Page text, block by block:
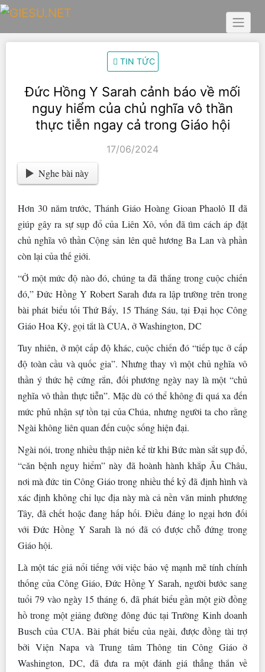
Skip
content
TIN TỨC
Đức Hồng Y Sarah cảnh báo về mối
nguy hiểm của chủ nghĩa vô thần
thực tiễn ngay cả trong Giáo hội
17/06/2024
Nghe bài này
Hơn 30 năm trước, Thánh Giáo Hoàng Gioan Phaolô II đã
giúp gây ra sự sụp đổ của Liên Xô, vốn đã tìm cách áp đặt
chủ nghĩa vô thần Cộng sản lên quê hương Ba Lan và phần
còn lại của thế giới.
“Ở một mức độ nào đó, chúng ta đã thắng trong cuộc chiến
đó,” Đức Hồng Y Robert Sarah đưa ra lập trường trên trong
bài phát biểu tối Thứ Bẩy, 15 Tháng Sáu, tại Đại học Công
Giáo Hoa Kỳ, gọi tắt là CUA, ở Washington, DC
Tuy nhiên, ở một cấp độ khác, cuộc chiến đó “tiếp tục ở cấp
độ toàn cầu và quốc gia”. Nhưng thay vì một chủ nghĩa vô
thần ý thức hệ cứng rắn, đối phương ngày nay là một “chủ
nghĩa vô thần thực tiễn”. Mặc dù có thể không đi quá xa đến
mức phủ nhận sự tồn tại của Chúa, nhưng người ta cho rằng
Ngài không liên quan đến cuộc sống hiện đại.
Ngài nói, trong nhiều thập niên kể từ khi Bức màn sắt sụp đổ,
“căn bệnh nguy hiểm” này đã hoành hành khắp Âu Châu,
nơi mà đức tin Công Giáo trong nhiều thế kỷ đã định hình và
xác định không chỉ lục địa này mà cả nền văn minh phương
Tây, đã chết hoặc đang hấp hối. Điều đáng lo ngại hơn đối
với Đức Hồng Y Sarah là nó đã có được chỗ đứng trong
Giáo hội.
Là một tác giả nổi tiếng với việc bảo vệ mạnh mẽ tính chính
thống của Công Giáo, Đức Hồng Y Sarah, người bước sang
tuổi 79 vào ngày 15 tháng 6, đã phát biểu gần một giờ đồng
hồ trong một giảng đường đông đúc tại Trường Kinh doanh
Busch của CUA. Bài phát biểu của ngài, được đồng tài trợ
bởi Viện Napa và Trung tâm Thông tin Công Giáo ở
Washington, DC, đã đưa ra một đánh giá thẳng thắn về